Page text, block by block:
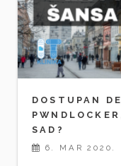
DOSTUPAN
SAD?
6. MAR 2020.